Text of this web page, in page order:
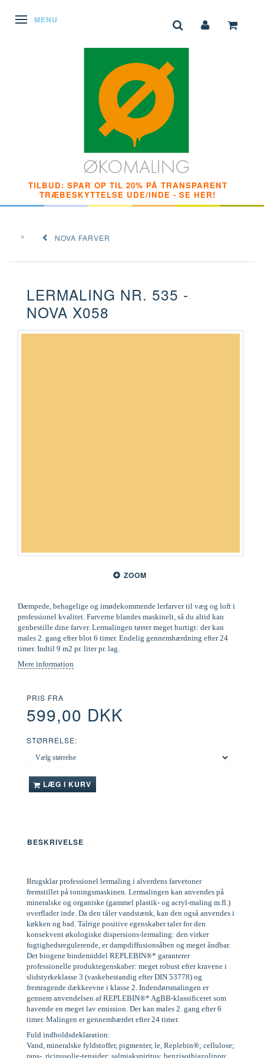
SKIFTE NAVIGATION
MENU
TILBUD: SPAR OP TIL 20% PÅ TRANSPARENT
TRÆBESKYTTELSE UDE/INDE - SE HER!
NOVA FARVER
LERMALING NR. 535 -
NOVA X058
ZOOM
Dæmpede, behagelige og imødekommende lerfarver til væg og loft i
professionel kvalitet. Farverne blandes maskinelt, så du altid kan
genbestille dine farver. Lermalingen tørrer meget hurtigt: der kan
males 2. gang efter blot 6 timer. Endelig gennemhærdning efter 24
timer. Indtil 9 m2 pr. liter pr. lag.
Mere information
PRIS FRA
599,00 DKK
STØRRELSE:
LÆG I KURV
BESKRIVELSE
Brugsklar professionel lermaling i alverdens farvetoner
fremstillet på toningsmaskinen. Lermalingen kan anvendes på
mineralske og organiske (gammel plastik- og acryl-maling m.fl.)
overflader inde. Da den tåler vandstænk, kan den også anvendes i
køkken og bad. Talrige positive egenskaber taler for den
konsekvent økologiske dispersions-lermaling: den virker
fugtighedsregulerende, er dampdiffusionsåben og meget åndbar.
Det biogene bindemiddel REPLEBIN®* garanterer
professionelle produktegenskaber: meget robust efter kravene i
slidstyrkeklasse 3 (vaskebestandig efter DIN 53778) og
fremragende dækkeevne i klasse 2. Indendørsmalingen er
gennem anvendelsen af REPLEBIN®* AgBB-klassificeret som
havende en meget lav emission. Der kan males 2. gang efter 6
timer. Malingen er gennemhærdet efter 24 timer.
Fuld indholdsdeklaration:
Vand, mineralske fyldstoffer, pigmenter, le, Replebin®; cellulose;
raps-, ricinusolie-tensider; salmiakspiritus; benzisothiazolinon;